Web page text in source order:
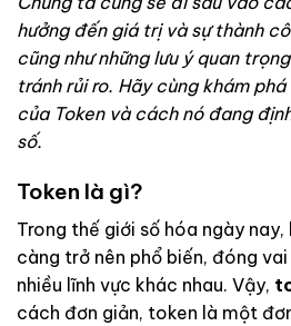
hưởng đến giá trị và sự thành
cũng như những lưu ý quan
tránh rủi ro. Hãy cùng khám phá
của Token và cách nó đang
số.
Token là gì?
Trong thế giới số hóa ngày
càng trở nên phổ biến, đóng
nhiều lĩnh vực khác nhau. Vậy,
cách đơn giản, token là một